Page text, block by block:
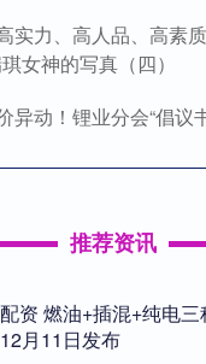
实力、高人品、高素
女神的写真（四）
异动！锂业分会“倡
推荐资讯
资 燃油+插混+纯电
月11日发布